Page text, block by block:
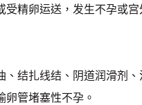
受精卵运送，发生不孕或宫
结扎线结、阴道润滑剂、
卵管堵塞性不孕。